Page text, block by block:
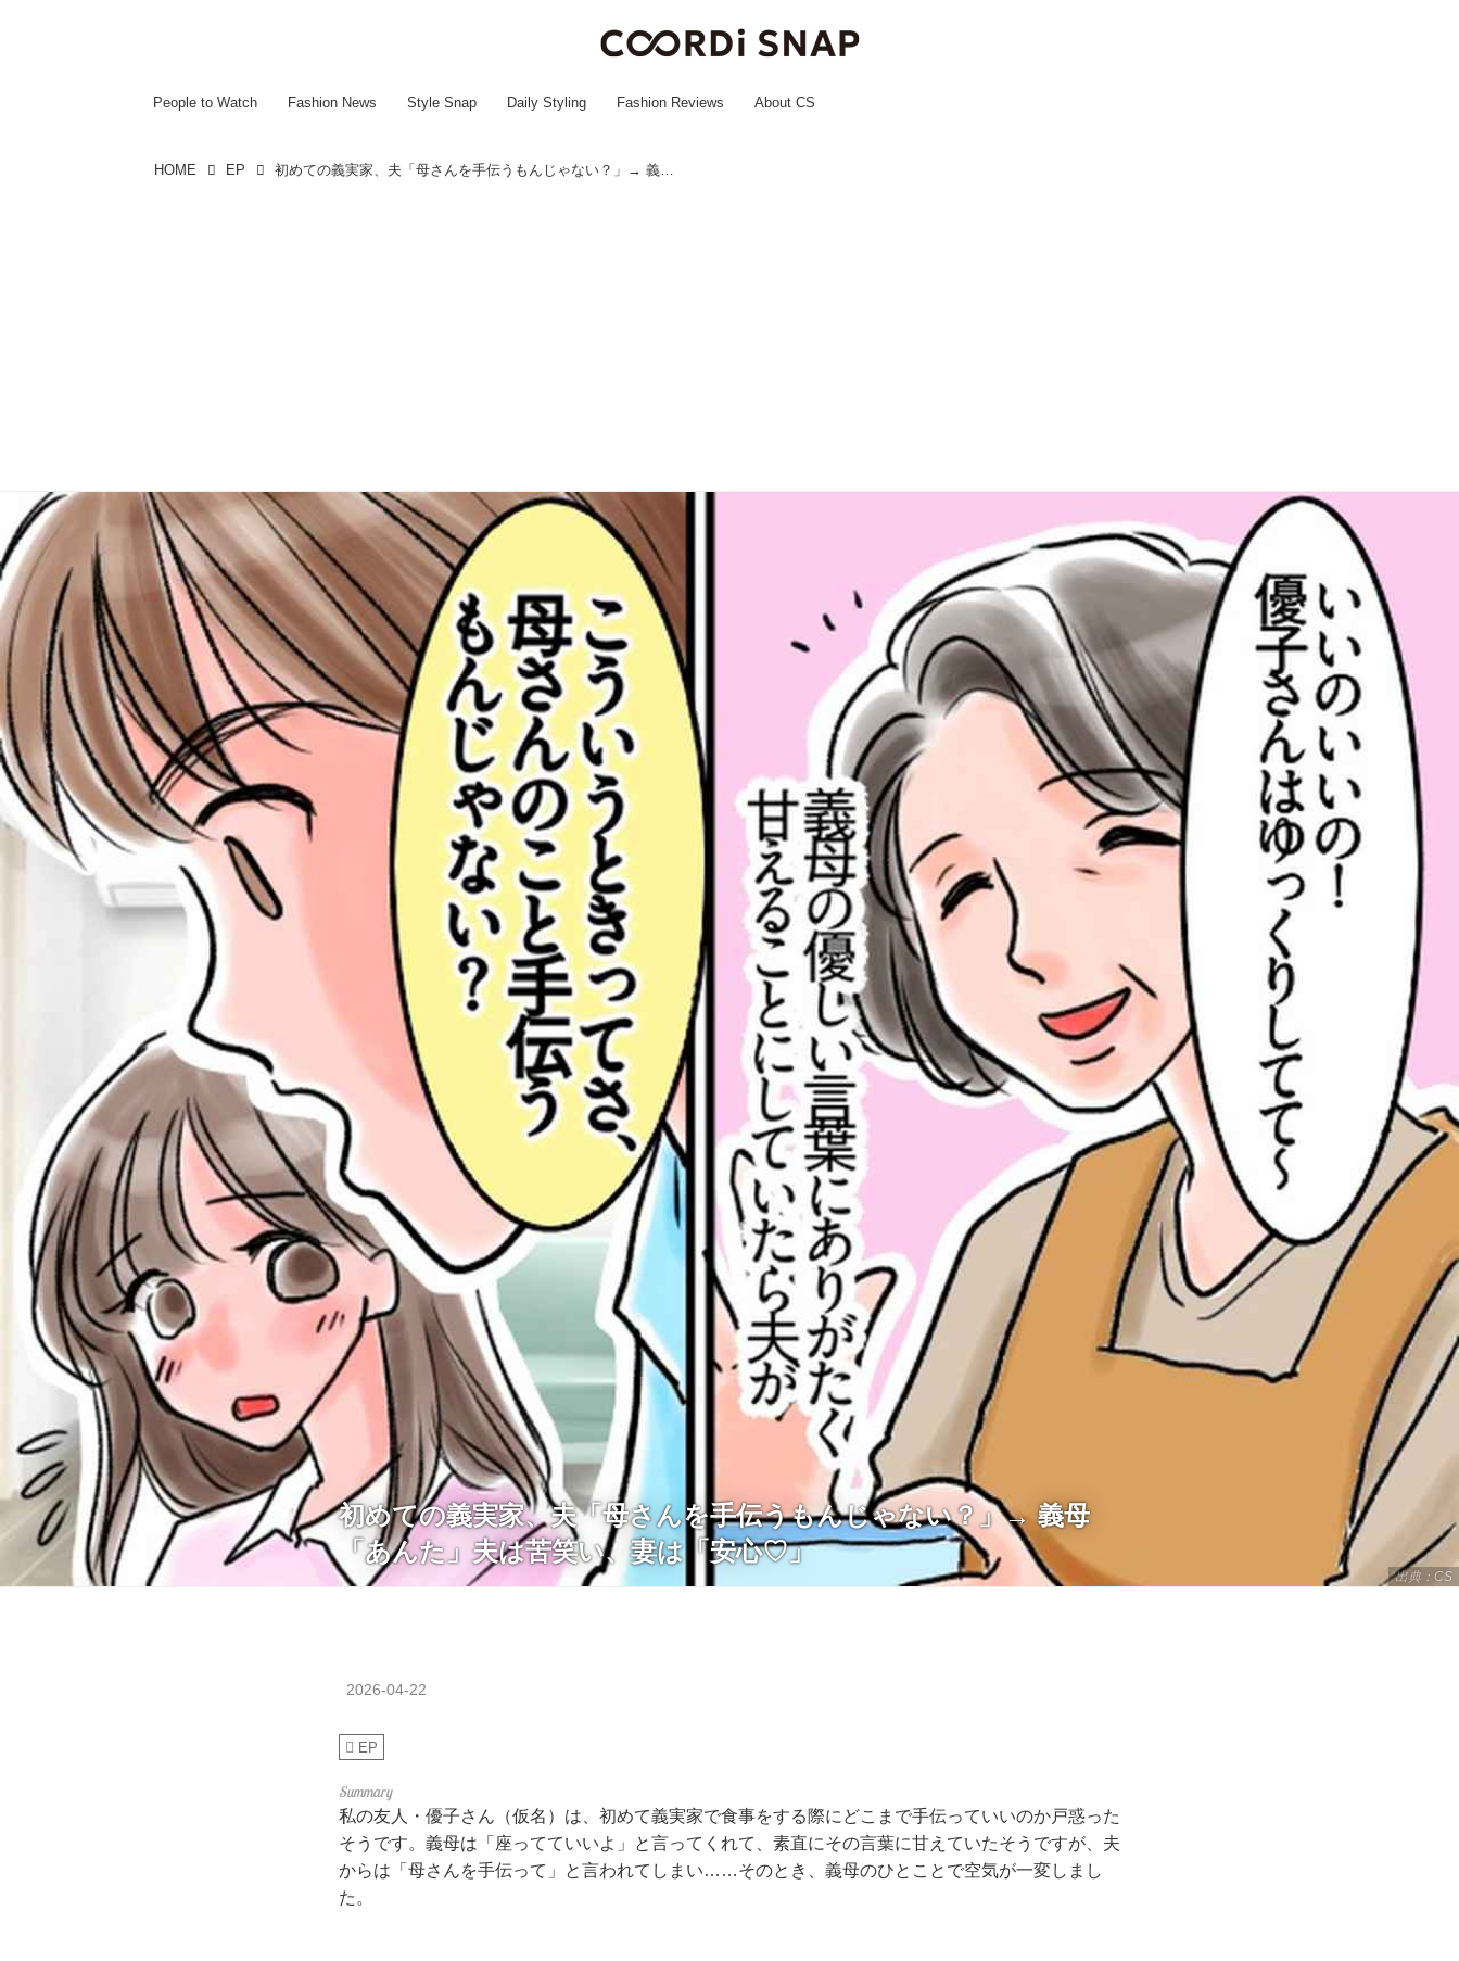
People to Watch Fashion News Style Snap Daily Styling Fashion Reviews About CS
HOME EP 初めての義実家、夫「母さんを手伝うもんじゃない？」→ 義母「あんた」夫は苦笑い、妻は「安心♡」
出典：CS
初めての義実家、夫「母さんを手伝うもんじゃない？」→ 義母
「あんた」夫は苦笑い、妻は「安心♡」
2026-04-22
EP
私の友人・優子さん（仮名）は、初めて義実家で食事をする際にどこまで手伝っていいのか戸惑った
そうです。義母は「座ってていいよ」と言ってくれて、素直にその言葉に甘えていたそうですが、夫
からは「母さんを手伝って」と言われてしまい……そのとき、義母のひとことで空気が一変しまし
た。